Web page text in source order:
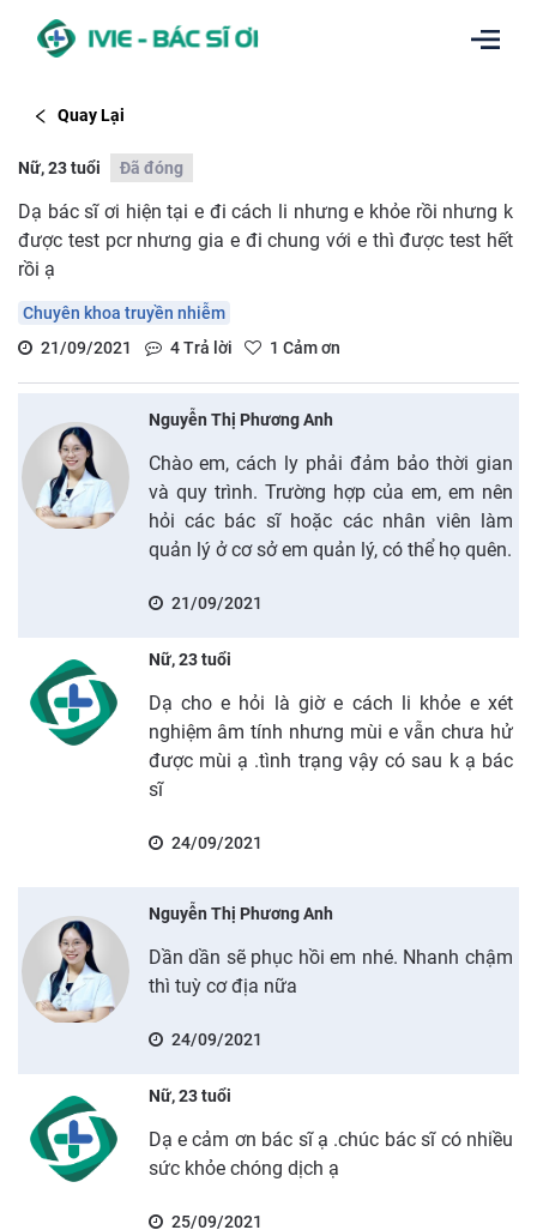
Quay Lại
Nữ, 23 tuổi Đã đóng
Dạ bác sĩ ơi hiện tại e đi cách li nhưng e khỏe rồi nhưng k
được test pcr nhưng gia e đi chung với e thì được test hết
rồi ạ
Chuyên khoa truyền nhiễm
21/09/2021
4Trả lời 1 Cảm ơn
Nguyễn Thị Phương Anh
Chào em, cách ly phải đảm bảo thời gian
và quy trình. Trường hợp của em, em nên
hỏi các bác sĩ hoặc các nhân viên làm
quản lý ở cơ sở em quản lý, có thể họ quên.
21/09/2021
Nữ, 23 tuổi
Dạ cho e hỏi là giờ e cách li khỏe e xét
nghiệm âm tính nhưng mùi e vẫn chưa hử
được mùi ạ .tình trạng vậy có sau k ạ bác
sĩ
24/09/2021
Nguyễn Thị Phương Anh
Dần dần sẽ phục hồi em nhé. Nhanh chậm
thì tuỳ cơ địa nữa
24/09/2021
Nữ, 23 tuổi
Dạ e cảm ơn bác sĩ ạ .chúc bác sĩ có nhiều
sức khỏe chóng dịch ạ
25/09/2021